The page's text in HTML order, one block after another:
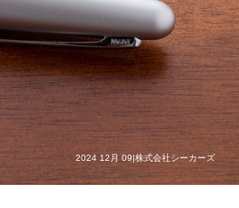
2024 12月 09|株式会社シーカーズ